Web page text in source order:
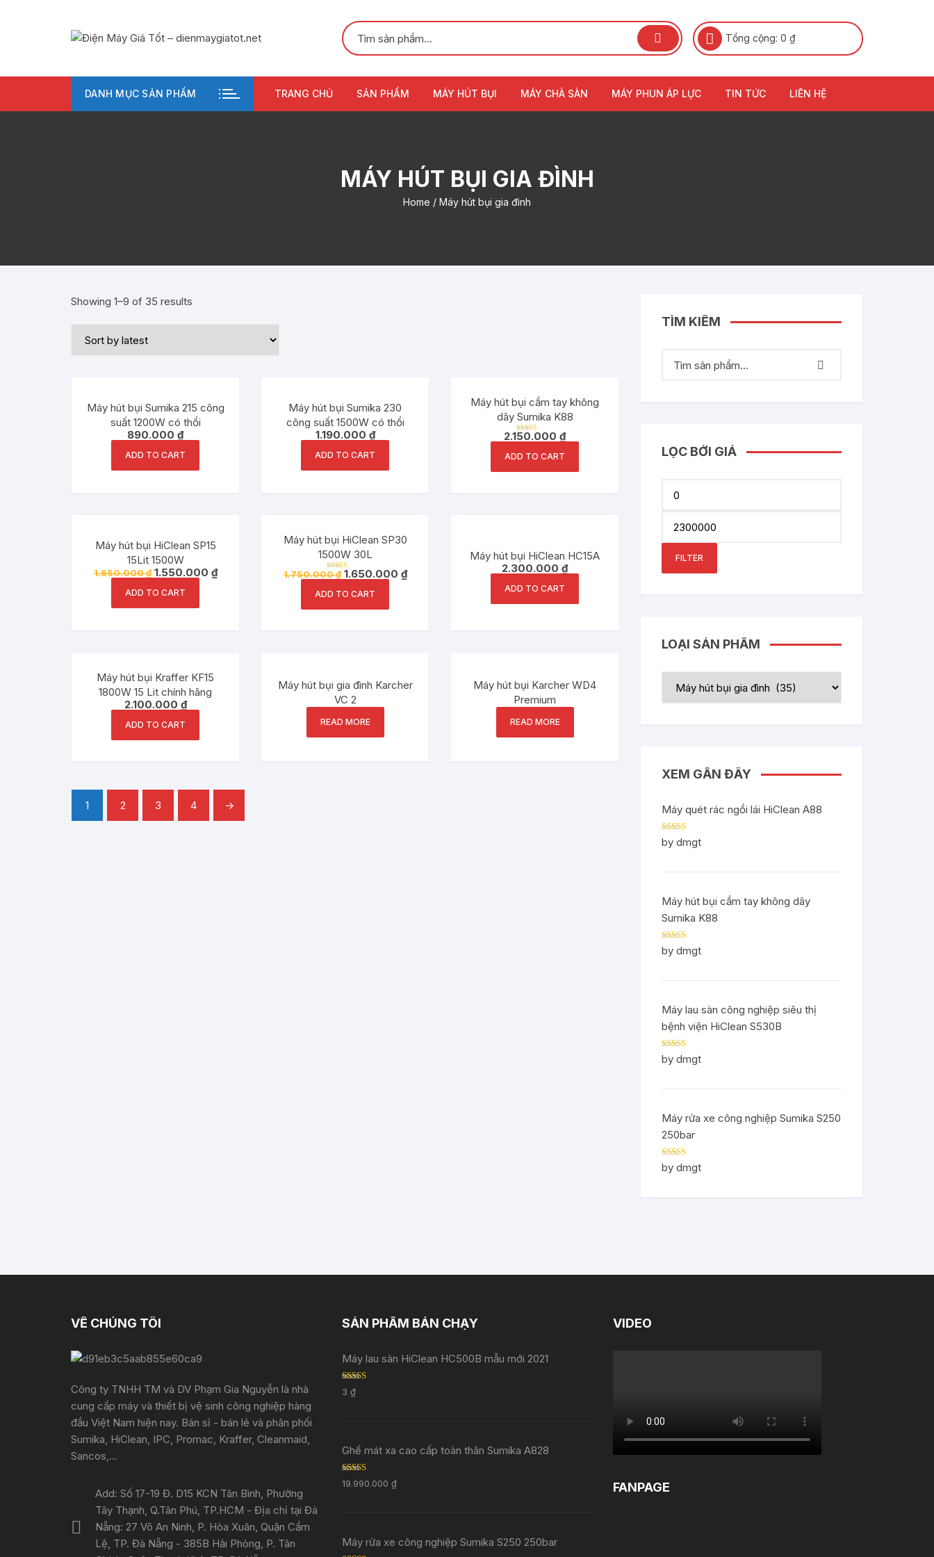
Tổng cộng: 0 ₫
DANH MỤC SẢN PHẨM TRANG CHỦ SẢN PHẨM MÁY HÚT BỤI MÁY CHÀ SÀN MÁY PHUN ÁP LỰC TIN TỨC LIÊN HỆ
MÁY HÚT BỤI GIA ĐÌNH
Home / Máy hút bụi gia đình
Showing 1–9 of 35 results
Máy hút bụi Sumika 215 công
suất 1200W có thổi
890.000 ₫
ADD TO CART
Máy hút bụi Sumika 230
công suất 1500W có thổi
1.190.000 ₫
ADD TO CART
Máy hút bụi cầm tay không
dây Sumika K88
Rated
2.150.000 ₫
ADD TO CART
Máy hút bụi HiClean SP15
15Lit 1500W
1.650.000₫ 1.550.000 ₫
ADD TO CART
Máy hút bụi HiClean SP30
1500W 30L
Rated
1.750.000₫ 1.650.000 ₫
ADD TO CART
Máy hút bụi HiClean HC15A
2.300.000 ₫
ADD TO CART
Máy hút bụi Kraffer KF15
1800W 15 Lit chính hãng
2.100.000 ₫
ADD TO CART
Máy hút bụi gia đình Karcher
VC 2
READ MORE
Máy hút bụi Karcher WD4
Premium
READ MORE
1 2 3 4 →
TÌM KIẾM
LỌC BỞI GIÁ
FILTER
LOẠI SẢN PHẨM
XEM GẦN ĐÂY
Máy quét rác ngồi lái HiClean A88
Rated5out
of 5
by dmgt
Máy hút bụi cầm tay không dây
Sumika K88
Rated5out
of 5
by dmgt
Máy lau sàn công nghiệp siêu thị
bệnh viện HiClean S530B
Rated5out
of 5
by dmgt
Máy rửa xe công nghiệp Sumika S250
250bar
Rated5out
of 5
by dmgt
VỀ CHÚNG TÔI
Công ty TNHH TM và DV Phạm Gia Nguyễn là nhà
cung cấp máy và thiết bị vệ sinh công nghiệp hàng
đầu Việt Nam hiện nay. Bán sỉ - bán lẻ và phân phối
Sumika, HiClean, IPC, Promac, Kraffer, Cleanmaid,
Sancos,...
Add: Số 17-19 Đ. D15 KCN Tân Bình, Phường
Tây Thạnh, Q.Tân Phú, TP.HCM - Địa chỉ tại Đà
Nẵng: 27 Võ An Ninh, P. Hòa Xuân, Quận Cẩm
Lệ, TP. Đà Nẵng - 385B Hải Phòng, P. Tân
SẢN PHẨM BÁN CHẠY
Máy lau sàn HiClean HC500B mẫu mới 2021
Rated
out of 5
3 ₫
Ghế mát xa cao cấp toàn thân Sumika A828
Rated5.00
out of 5
19.990.000 ₫
Máy rửa xe công nghiệp Sumika S250 250bar
VIDEO
FANPAGE